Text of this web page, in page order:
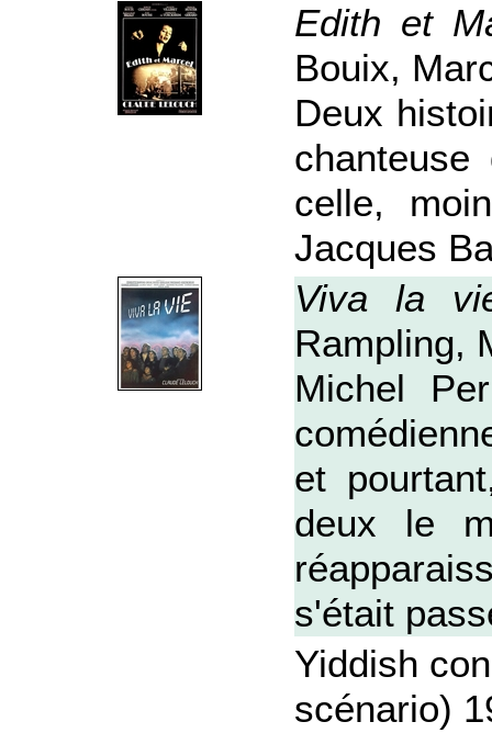
Edith et
Bouix,
Deux
celle,
Jacques
Viva la
Rampling,
Michel
et
deux le
s'était
Yiddish
scénario)